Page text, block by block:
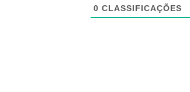
0 CLASSIFICAÇÕES